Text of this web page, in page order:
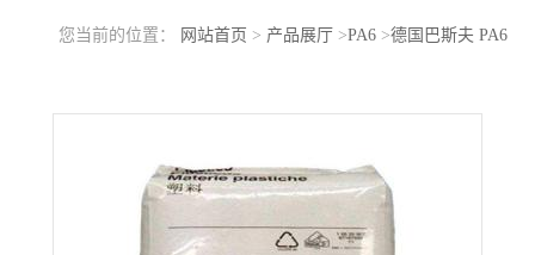
您当前的位置： 网站首页 > 产品展厅>PA6>德国巴斯夫 PA6